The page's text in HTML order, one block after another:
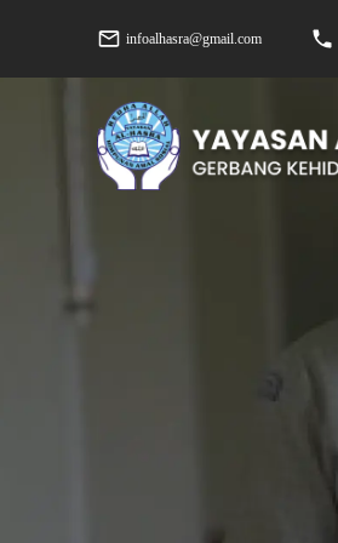
infoalhasra@gmail.com